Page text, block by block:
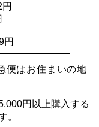
円
便はお住まいの地
円以上購入する
。